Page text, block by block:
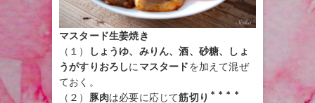
マスタード生姜焼き
（１）
しょうゆ、みりん、酒、砂糖、しょ
うがすりおろしに マスタードを加えて混ぜ
ておく。
（２） 豚肉は必要に応じて筋切り ＊＊＊＊